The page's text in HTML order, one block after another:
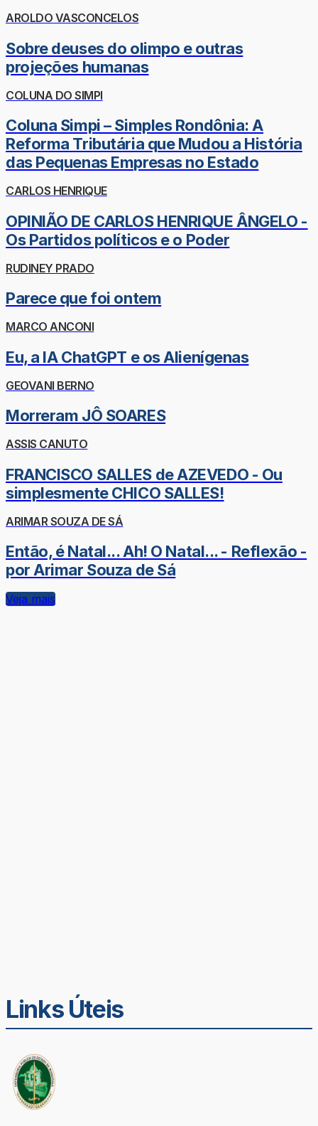
AROLDO VASCONCELOS
Sobre deuses do olimpo e outras
projeções humanas
COLUNA DO SIMPI
Coluna Simpi – Simples Rondônia: A
Reforma Tributária que Mudou a História
das Pequenas Empresas no Estado
CARLOS HENRIQUE
OPINIÃO DE CARLOS HENRIQUE ÂNGELO -
Os Partidos políticos e o Poder
RUDINEY PRADO
Parece que foi ontem
MARCO ANCONI
Eu, a IA ChatGPT e os Alienígenas
GEOVANI BERNO
Morreram JÔ SOARES
ASSIS CANUTO
FRANCISCO SALLES de AZEVEDO - Ou
simplesmente CHICO SALLES!
ARIMAR SOUZA DE SÁ
Então, é Natal... Ah! O Natal... - Reflexão -
por Arimar Souza de Sá
Veja mais
Links Úteis